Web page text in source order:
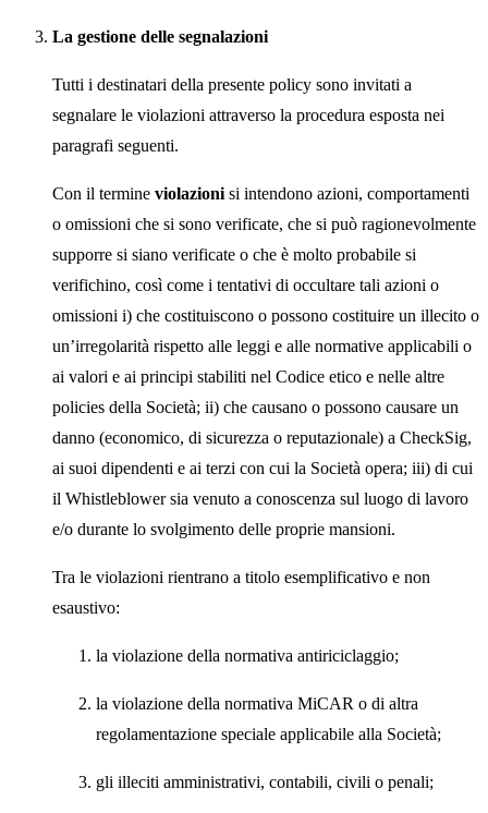
La gestione delle segnalazioni
Tutti i destinatari della presente policy sono invitati a
segnalare le violazioni attraverso la procedura esposta nei
paragrafi seguenti.
Con il termine violazioni si intendono azioni, comportamenti
o omissioni che si sono verificate, che si può ragionevolmente
supporre si siano verificate o che è molto probabile si
verifichino, così come i tentativi di occultare tali azioni o
omissioni i) che costituiscono o possono costituire un illecito o
un’irregolarità rispetto alle leggi e alle normative applicabili o
ai valori e ai principi stabiliti nel Codice etico e nelle altre
policies della Società; ii) che causano o possono causare un
danno (economico, di sicurezza o reputazionale) a CheckSig,
ai suoi dipendenti e ai terzi con cui la Società opera; iii) di cui
il Whistleblower sia venuto a conoscenza sul luogo di lavoro
e/o durante lo svolgimento delle proprie mansioni.
Tra le violazioni rientrano a titolo esemplificativo e non
esaustivo:
la violazione della normativa antiriciclaggio;
la violazione della normativa MiCAR o di altra
regolamentazione speciale applicabile alla Società;
gli illeciti amministrativi, contabili, civili o penali;